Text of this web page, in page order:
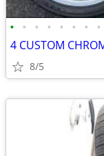
• • • • • • • •
4 CUSTOM
8/5